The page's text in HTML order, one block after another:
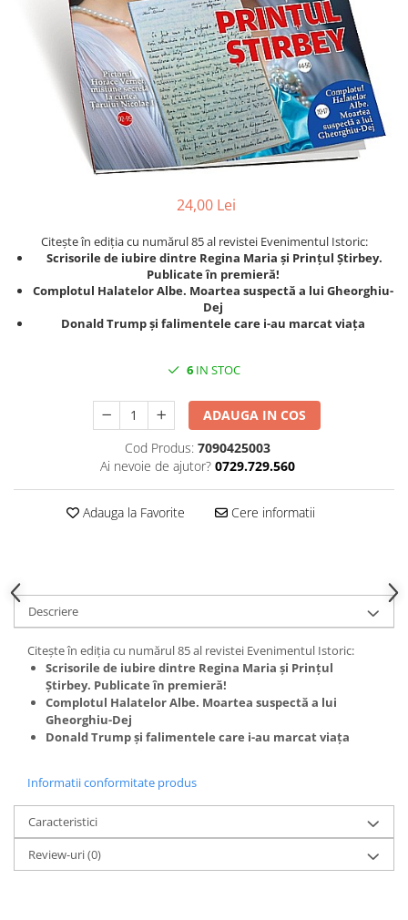
Istorie/Critica
Jurnale/Memorii
Manuale scolare/Cursuri
Psihologie
Spiritualitate/Ezoterism
Sport
24,00 Lei
Citește în ediția cu numărul 85 al revistei Evenimentul Istoric:
Scrisorile de iubire dintre Regina Maria și Prințul Știrbey.
Publicate în premieră!
Complotul Halatelor Albe. Moartea suspectă a lui Gheorghiu-
Dej
Donald Trump și falimentele care i-au marcat viața
6 IN STOC
ADAUGA IN COS
Cod Produs: 7090425003
Ai nevoie de ajutor? 0729.729.560
Adauga la Favorite Cere informatii
Descriere
Citește în ediția cu numărul 85 al revistei Evenimentul Istoric:
Scrisorile de iubire dintre Regina Maria și Prințul
Știrbey. Publicate în premieră!
Complotul Halatelor Albe. Moartea suspectă a lui
Gheorghiu-Dej
Donald Trump și falimentele care i-au marcat viața
Informatii conformitate produs
Caracteristici
Review-uri(0)